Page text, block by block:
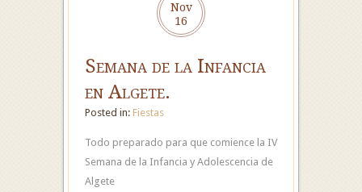
Nov
16
Semana de la Infancia
en Algete.
Posted in: Fiestas
Todo preparado para que comience la IV
Semana de la Infancia y Adolescencia de
Algete